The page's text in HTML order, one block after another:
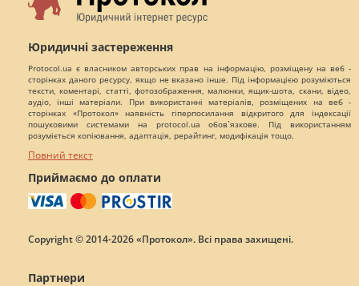
Юридичні застереження
Protocol.ua є власником авторських прав на інформацію, розміщену на веб -
сторінках даного ресурсу, якщо не вказано інше. Під інформацією розуміються
тексти, коментарі, статті, фотозображення, малюнки, ящик-шота, скани, відео,
аудіо, інші матеріали. При використанні матеріалів, розміщених на веб -
сторінках «Протокол» наявність гіперпосилання відкритого для індексації
пошуковими системами на protocol.ua обов`язкове. Під використанням
розуміється копіювання, адаптація, рерайтинг, модифікація тощо.
Повний текст
Приймаємо до оплати
Copyright © 2014-2026 «Протокол». Всі права захищені.
Партнери